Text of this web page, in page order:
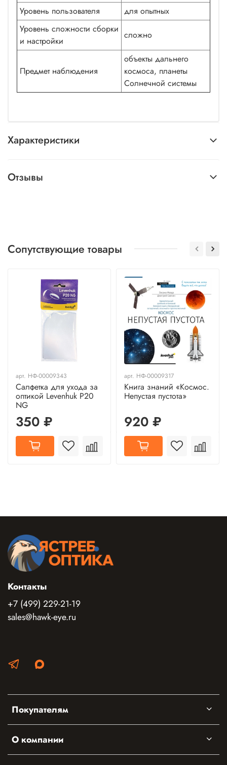
Уровень пользователя
для опытных
Уровень сложности сборки
и настройки
сложно
Предмет наблюдения
объекты дальнего
космоса, планеты
Солнечной системы
Характеристики
Отзывы
Сопутствующие товары
арт. НФ-00009343
Салфетка для ухода за
оптикой Levenhuk P20
NG
350 ₽
арт. НФ-00009317
Книга знаний «Космос.
Непустая пустота»
920 ₽
Покупателям
О компании
Контакты
+7 (499) 229-21-19
sales@hawk-eye.ru